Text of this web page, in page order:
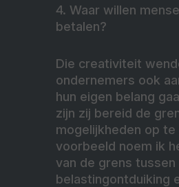
4. Waar willen
betalen?
Die creativiteit
ondernemers ook
hun eigen belang
zijn zij bereid de
mogelijkheden op
voorbeeld noem ik
van de grens tussen
belastingontduiking